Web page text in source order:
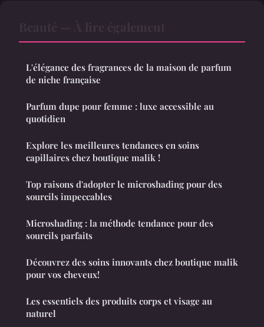
L'élégance des fragrances de la maison de parfum
de niche française
Parfum dupe pour femme : luxe accessible au
quotidien
Explore les meilleures tendances en soins
capillaires chez boutique malik !
Top raisons d'adopter le microshading pour des
sourcils impeccables
Microshading : la méthode tendance pour des
sourcils parfaits
Découvrez des soins innovants chez boutique malik
pour vos cheveux!
Les essentiels des produits corps et visage au
naturel